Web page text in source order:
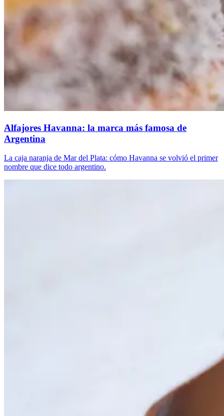
Alfajores Havanna: la marca más famosa de
Argentina
La caja naranja de Mar del Plata: cómo Havanna se volvió el primer
nombre que dice todo argentino.